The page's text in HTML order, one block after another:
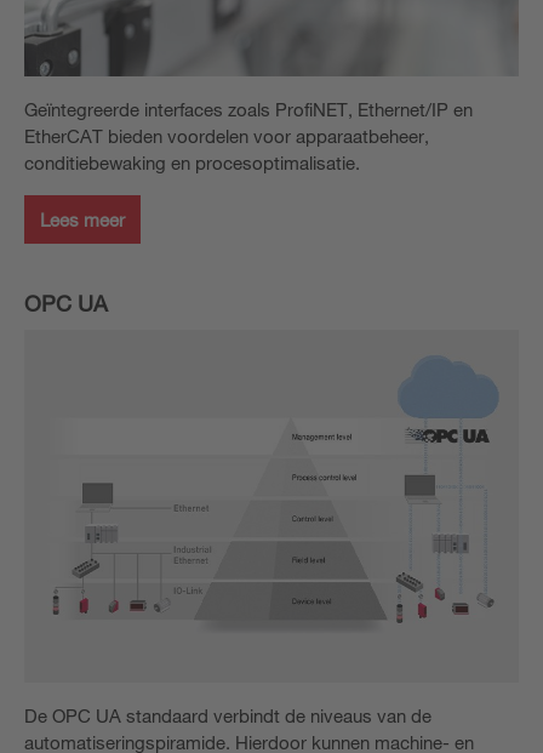
Geïntegreerde interfaces zoals ProfiNET, Ethernet/IP en
EtherCAT bieden voordelen voor apparaatbeheer,
conditiebewaking en procesoptimalisatie.
Lees meer
OPC UA
De OPC UA standaard verbindt de niveaus van de
automatiseringspiramide. Hierdoor kunnen machine- en